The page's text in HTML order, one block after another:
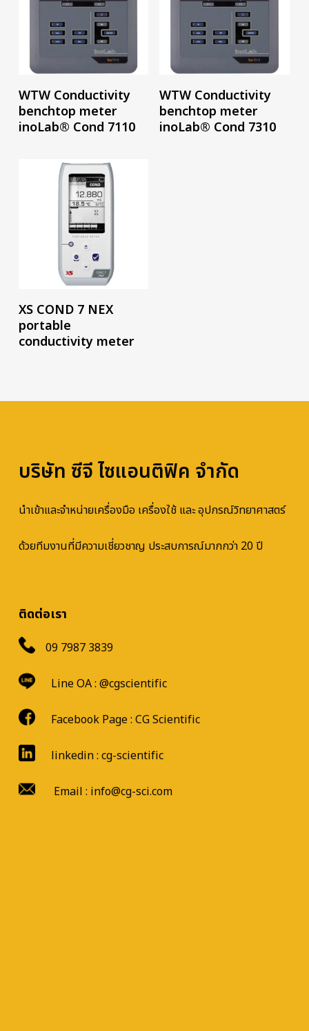
อ่านเพิ่ม
WTW Conductivity
benchtop meter
inoLab® Cond 7110
อ่านเพิ่ม
WTW Conductivity
benchtop meter
inoLab® Cond 7310
อ่านเพิ่ม
XS COND 7 NEX
portable
conductivity meter
บริษัท ซีจี ไซแอนติฟิค จำกัด
นำเข้าและจำหน่ายเครื่องมือ เครื่องใช้ และ อุปกรณ์วิทยาศาสตร์
ด้วยทีมงานที่มีความเชี่ยวชาญ ประสบการณ์มากกว่า 20 ปี
ติดต่อเรา
09 7987 3839
Line OA : @cgscientific
Facebook Page : CG Scientific
linkedin : cg-scientific
Email : info@cg-sci.com